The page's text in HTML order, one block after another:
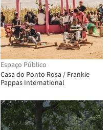
Espaço Público
Casa do Ponto Rosa / Frankie
Pappas International